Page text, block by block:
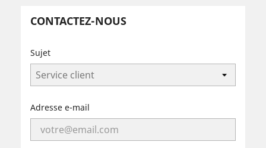
CONTACTEZ-NOUS
Sujet
Adresse e-mail